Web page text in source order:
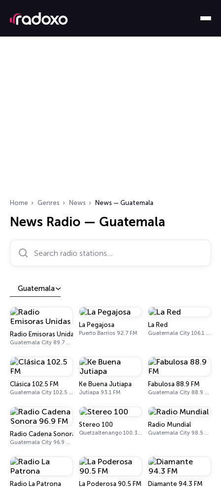
Home Genres News News — Guatemala
News Radio — Guatemala
Search radio stations…
Guatemala
Radio Emisoras Unidas
Guatemala City 89.7 FM
La Pegajosa
Puerto Barrios 92.7 FM
La Red
Guatemala City 106.1 FM
Clásica 102.5 FM
Guatemala City 102.5 FM
Ke Buena Jutiapa
Jutiapa 93.1 FM
Fabulosa 88.9 FM
Guatemala City 88.9 FM
Radio Cadena Sonora 96.9 FM
Guatemala City 96.9 FM - 1150 AM
Stereo 100
Quetzaltenango 100.3 FM
Radio Mundial
Guatemala City 98.5 FM
Radio La Patrona La Poderosa 90.5 FM Diamante 94.3 FM